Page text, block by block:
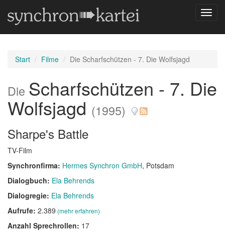
Start Filme Die Scharfschützen - 7. Die Wolfsjagd
Die Scharfschützen - 7. Die
Wolfsjagd (1995)
Sharpe's Battle
TV-Film
Synchronfirma: Hermes Synchron GmbH, Potsdam
Dialogbuch: Ela Behrends
Dialogregie: Ela Behrends
Aufrufe: 2.389 (mehr erfahren)
Anzahl Sprechrollen: 17